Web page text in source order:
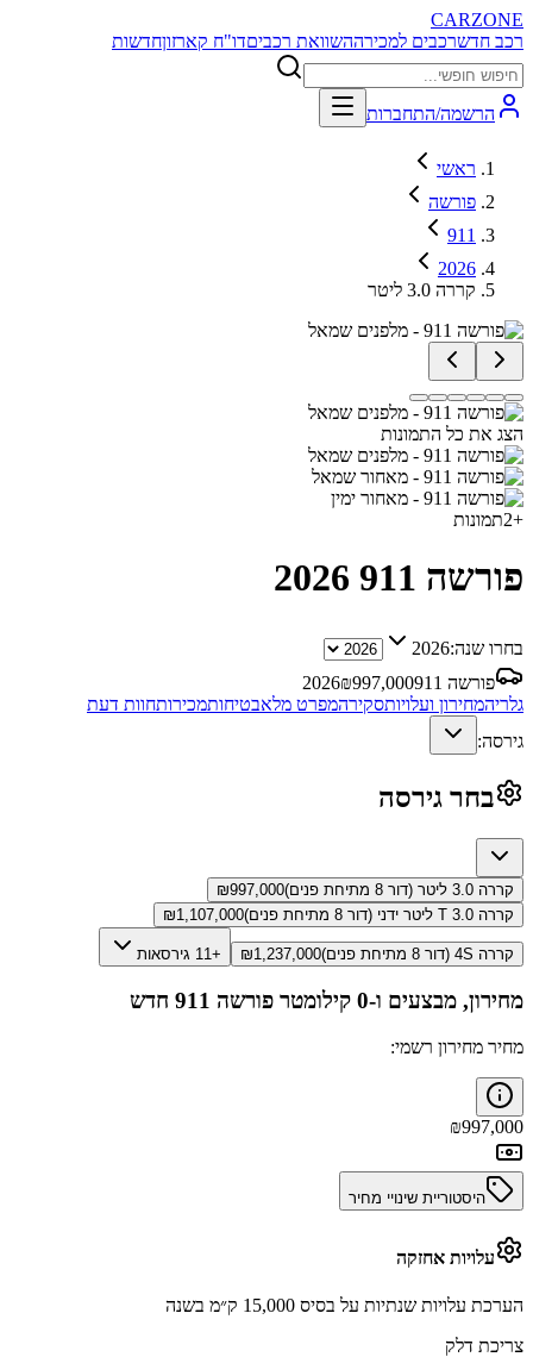
CARZONE
רכב חדשרכבים למכירההשוואת רכביםדו"ח קארזוןחדשות
הרשמה/התחברות
ראשי
פורשה
911
2026
קררה 3.0 ליטר
הצג את כל התמונות
+
2תמונות
פורשה 911 2026
בחרו שנה:2026
פורשה 911
2026₪997,000
גלריהמחירון ועלויותסקירהמפרט מלאבטיחותמכירותחוות דעת
גירסה:
בחר גירסה
קררה 3.0 ליטר (דור 8 מתיחת פנים) ₪997,000
קררה T 3.0 ליטר ידני (דור 8 מתיחת פנים)
₪1,107,000
קררה 4S (דור 8 מתיחת פנים) ₪1,237,000 +11 גירסאות
מחירון, מבצעים ו-0 קילומטר פורשה 911 חדש
מחיר מחירון רשמי:
₪997,000
היסטוריית שינויי מחיר
עלויות אחזקה
הערכת עלויות שנתיות על בסיס 15,000 ק״מ בשנה
צריכת דלק